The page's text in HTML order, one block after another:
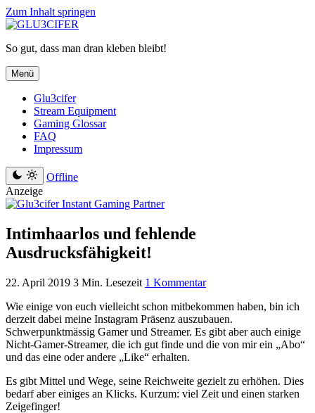
Zum Inhalt springen
So gut, dass man dran kleben bleibt!
Menü
Glu3cifer
Stream Equipment
Gaming Glossar
FAQ
Impressum
Offline
Anzeige
Intimhaarlos und fehlende
Ausdrucksfähigkeit!
22. April 2019 3 Min. Lesezeit 1 Kommentar
Wie einige von euch vielleicht schon mitbekommen haben, bin ich
derzeit dabei meine Instagram Präsenz auszubauen.
Schwerpunktmässig Gamer und Streamer. Es gibt aber auch einige
Nicht-Gamer-Streamer, die ich gut finde und die von mir ein „Abo“
und das eine oder andere „Like“ erhalten.
Es gibt Mittel und Wege, seine Reichweite gezielt zu erhöhen. Dies
bedarf aber einiges an Klicks. Kurzum: viel Zeit und einen starken
Zeigefinger!